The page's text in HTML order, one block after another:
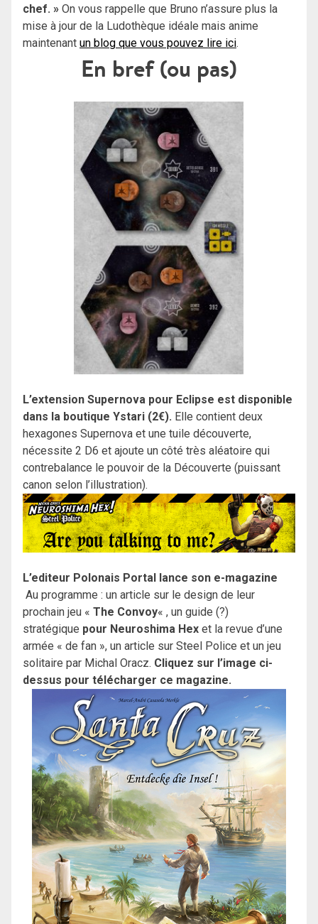
chef. » On vous rappelle que Bruno n’assure plus la
mise à jour de la Ludothèque idéale mais anime
maintenant un blog que vous pouvez lire ici.
En bref (ou pas)
L’extension Supernova pour Eclipse est disponible
dans la boutique Ystari (2€). Elle contient deux
hexagones Supernova et une tuile découverte,
nécessite 2 D6 et ajoute un côté très aléatoire qui
contrebalance le pouvoir de la Découverte (puissant
canon selon l’illustration).
L’editeur Polonais Portal lance son e-magazine
Au programme : un article sur le design de leur
prochain jeu « The Convoy« , un guide (?)
stratégique pour Neuroshima Hex et la revue d’une
armée « de fan », un article sur Steel Police et un jeu
solitaire par Michal Oracz. Cliquez sur l’image ci-
dessus pour télécharger ce magazine.